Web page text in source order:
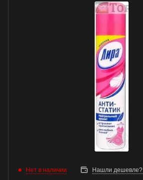
Нет в наличии Нашли дешевле?